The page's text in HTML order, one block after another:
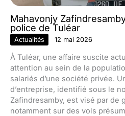
Mahavonjy
police de Tuléar
Actualités 12 mai 2026
À Tuléar, une affaire suscite
attention au sein de la
salariés d’une société privée.
d’entreprise, identifié sous le
Zafindresamby, est visé par de
notamment sur des vols